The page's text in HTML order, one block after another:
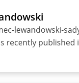
lewandowski-
recently